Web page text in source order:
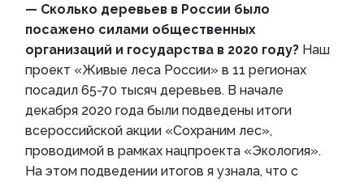
— Сколько деревьев в России было
посажено силами общественных
организаций и государства в 2020 году? Наш
проект «Живые леса России» в 11 регионах
посадил 65-70 тысяч деревьев. В начале
декабря 2020 года были подведены итоги
всероссийской акции «Сохраним лес»,
проводимой в рамках нацпроекта «Экология».
На этом подведении итогов я узнала, что с